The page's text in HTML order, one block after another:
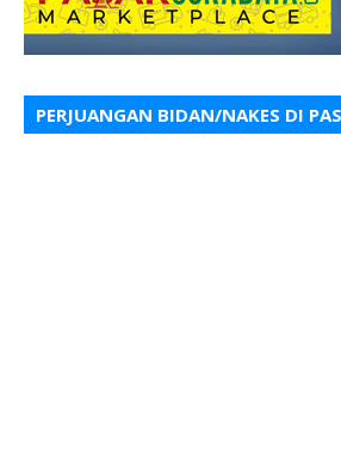
PERJUANGAN BIDAN/NAKES DI